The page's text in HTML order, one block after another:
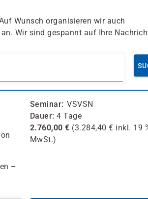
Wunsch organisieren wir auch
Wir sind gespannt auf Ihre
–
Seminar
VSVSN
Dauer 4 Tage
2.760,00 € (3.284,40 € inkl. 19
MwSt.)